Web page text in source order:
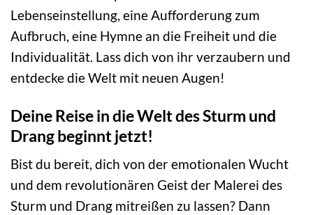
Lebenseinstellung, eine Aufforderung zum
Aufbruch, eine Hymne an die Freiheit und die
Individualität. Lass dich von ihr verzaubern und
entdecke die Welt mit neuen Augen!
Deine Reise in die Welt des Sturm und
Drang beginnt jetzt!
Bist du bereit, dich von der emotionalen Wucht
und dem revolutionären Geist der Malerei des
Sturm und Drang mitreißen zu lassen? Dann